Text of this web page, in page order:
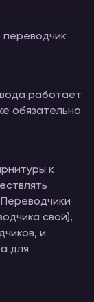
переводчик
работает
обязательно
к
свой),
и
для